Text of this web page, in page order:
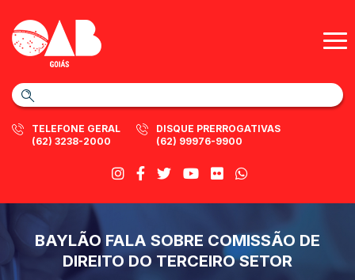
TELEFONE GERAL
(62) 3238-2000
DISQUE PRERROGATIVAS
(62) 99976-9900
BAYLÃO FALA SOBRE COMISSÃO DE
DIREITO DO TERCEIRO SETOR